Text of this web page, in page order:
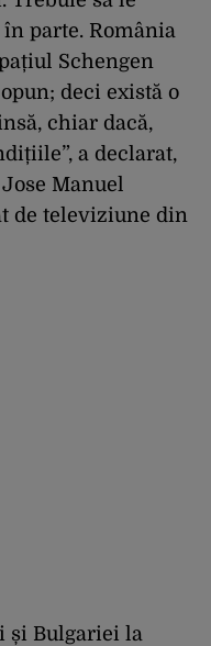
parte. România
Schengen
deci există o
chiar dacă,
a declarat,
Manuel
de televiziune din
și Bulgariei la